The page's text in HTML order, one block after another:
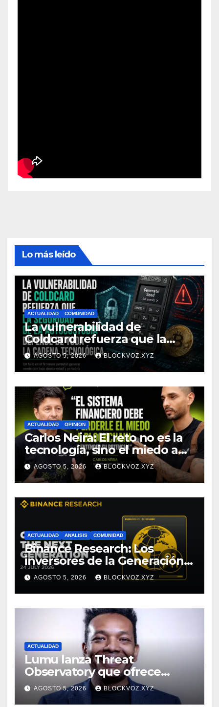
Lo más leído
ACTUALIDAD COMUNIDAD
La vulnerabilidad de
Coldcard refuerza que la
seguridad de la autocustodia
depende de toda la cadena
tecnológica, afirma CoinEx
Research
AGOSTO 5, 2026 BLOCKVOZ.XYZ
ACTUALIDAD OPINION
Carlos Neira: El reto no es la
tecnología, sino el miedo a
entenderla
AGOSTO 5, 2026 BLOCKVOZ.XYZ
ACTUALIDAD ANALISIS COMUNIDAD
Binance Research: Los
inversores de la Generación Z
empiezan más jóvenes y
muestran mayor disciplina
financiera
AGOSTO 5, 2026 BLOCKVOZ.XYZ
ACTUALIDAD
Lumu lanza Threat
Observatory que ofrece
inteligencia de amenazas
personalizada y en tiempo
AGOSTO 5, 2026 BLOCKVOZ.XYZ